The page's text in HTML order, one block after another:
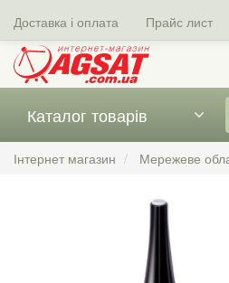
Доставка і оплата Прайс лист
Каталог товарів
Інтернет магазин Мережеве